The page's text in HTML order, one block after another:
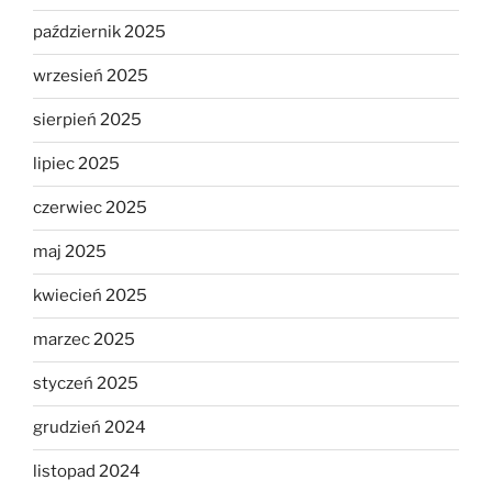
październik 2025
wrzesień 2025
sierpień 2025
lipiec 2025
czerwiec 2025
maj 2025
kwiecień 2025
marzec 2025
styczeń 2025
grudzień 2024
listopad 2024